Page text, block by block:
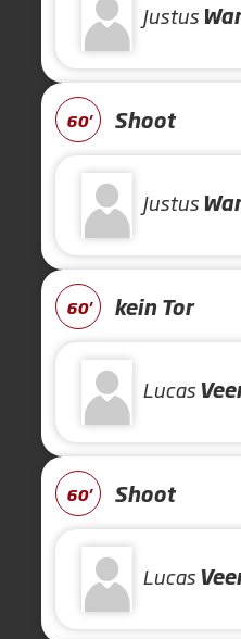
Justus
60' Shoot
Justus
60' kein Tor
Lucas
60' Shoot
Lucas